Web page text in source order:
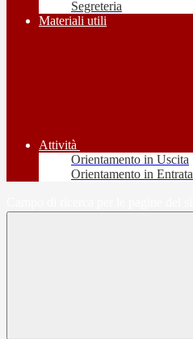
Segreteria
Materiali utili
Attività
Orientamento in Uscita
Orientamento in Entrata